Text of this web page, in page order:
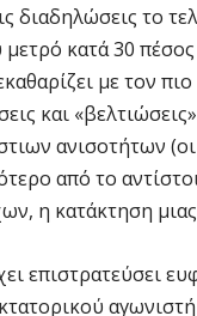
διαδηλώσεις το
μετρό κατά 30
με τον
και
ανισοτήτων
από το
η κατάκτηση
επιστρατεύσει